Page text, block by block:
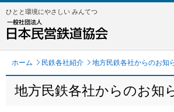
ひとと環境にやさしい みんてつ
ホーム 民鉄各社紹介 地方民鉄各社からのお知
地方民鉄各社からのお知